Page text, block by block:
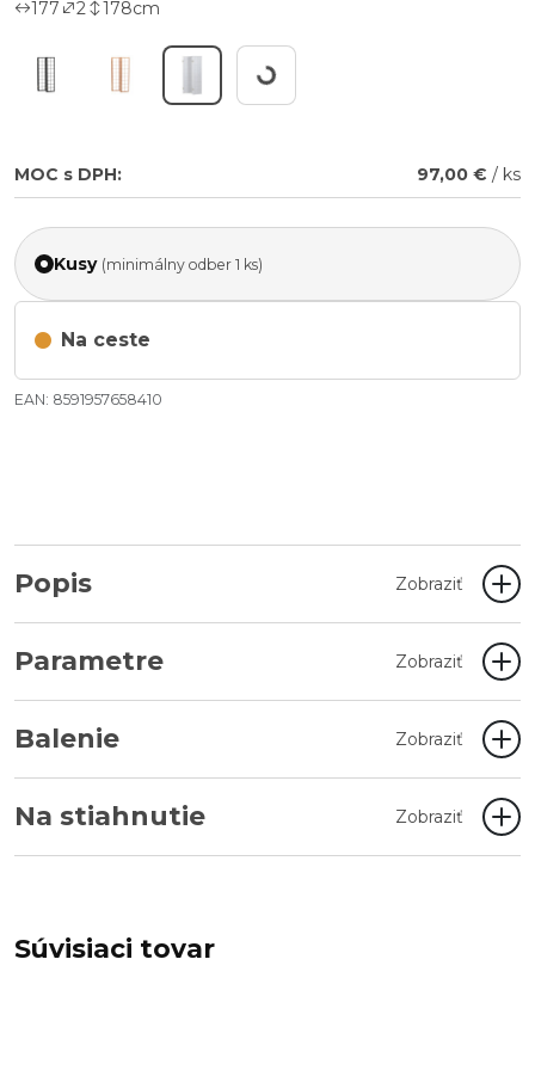
177 2 178cm
Working...
MOC s DPH: 97,00 € / ks
Kusy (minimálny odber 1 ks)
Na ceste
EAN: 8591957658410
Popis Zobraziť
Parametre Zobraziť
Balenie Zobraziť
Na stiahnutie Zobraziť
Súvisiaci tovar